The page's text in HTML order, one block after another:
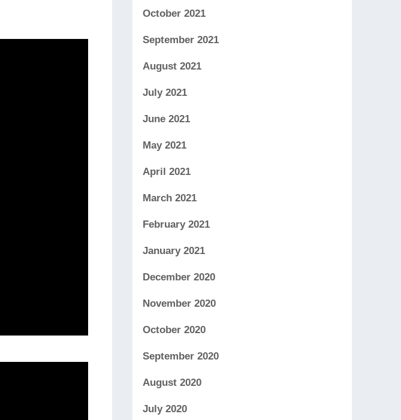
October 2021
September 2021
August 2021
July 2021
June 2021
May 2021
April 2021
March 2021
February 2021
January 2021
December 2020
November 2020
October 2020
September 2020
August 2020
July 2020